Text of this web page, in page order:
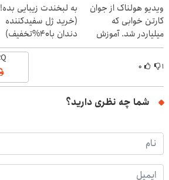
ویدیو هولناک از جوان
کارتن خوابی که
میلیاردر شد. آموزش
رایگان
به لبخندت زیبایی بده!
(خرید ژل سفیدکننده
دندان با40%تخفیف)
۱ ۰
شما چه نظری دارید؟